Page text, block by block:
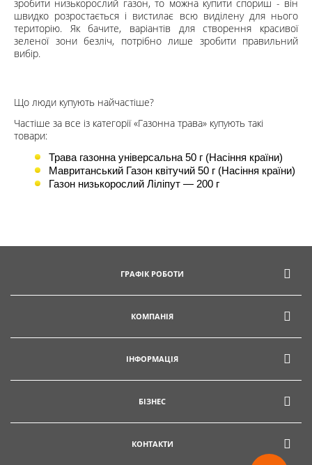
зробити низькорослий газон, то можна купити спориш - він
швидко розростається і вистилає всю виділену для нього
територію. Як бачите, варіантів для створення красивої
зеленої зони безліч, потрібно лише зробити правильний
вибір.
Що люди купують найчастіше?
Частіше за все із категорії «Газонна трава» купують такі
товари:
Трава газонна універсальна 50 г (Насіння країни)
Мавританський Газон квітучий 50 г (Насіння країни)
Газон низькорослий Ліліпут — 200 г
ГРАФІК РОБОТИ
КОМПАНІЯ
ІНФОРМАЦІЯ
БІЗНЕС
КОНТАКТИ